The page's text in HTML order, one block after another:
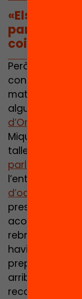
«Els joves
part de les
coincideixen
Però si algú
continuar
mateixos
alguns dels
d’Ombres de
Miquel Biada
tallers per
parlamentaris
l’entrega de
d’octubre als
president del
acompanyat
rebre una
havia joves
preparar
arribaria enlloc
recorda Alcalde.